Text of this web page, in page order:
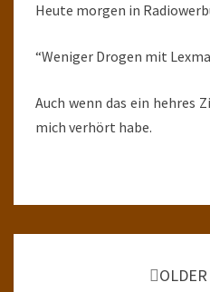
Heute morgen in
“Weniger Drogen mit
Auch wenn das ein hehres
mich verhört habe.